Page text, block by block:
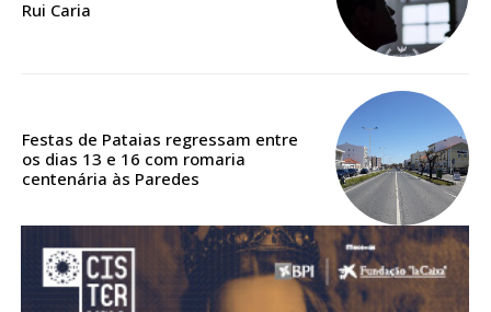
Acesso aos conteúdos Exclusivos para
assinantes
Ofertas para assinatura anual
Escolha o plano
Rui Caria
Festas de Pataias regressam entre
os dias 13 e 16 com romaria
centenária às Paredes